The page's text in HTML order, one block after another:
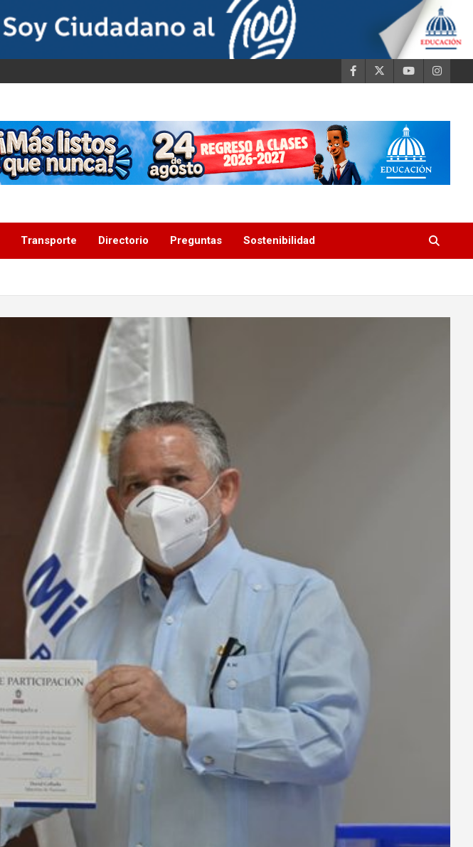
Transporte Directorio Preguntas Sostenibilidad